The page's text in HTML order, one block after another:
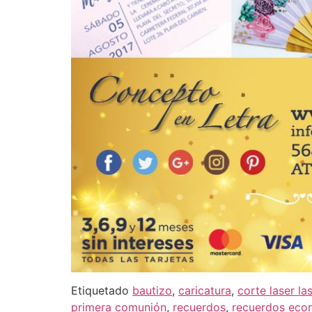
Etiquetado bautizo, caricatura, corte laser
primera comunión, recuerdos, recuerdos